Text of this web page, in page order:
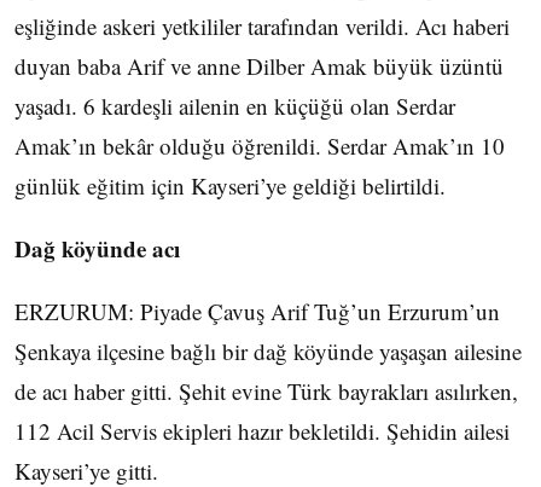
eşliğinde askeri yetkililer tarafından verildi. Acı haberi
duyan baba Arif ve anne Dilber Amak büyük üzüntü
yaşadı. 6 kardeşli ailenin en küçüğü olan Serdar
Amak’ın bekâr olduğu öğrenildi. Serdar Amak’ın 10
günlük eğitim için Kayseri’ye geldiği belirtildi.
Dağ köyünde acı
ERZURUM: Piyade Çavuş Arif Tuğ’un Erzurum’un
Şenkaya ilçesine bağlı bir dağ köyünde yaşaşan ailesine
de acı haber gitti. Şehit evine Türk bayrakları asılırken,
112 Acil Servis ekipleri hazır bekletildi. Şehidin ailesi
Kayseri’ye gitti.